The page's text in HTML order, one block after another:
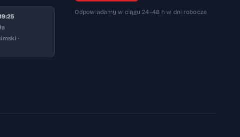
·
Odpowiadamy w ciągu 24–48 h w dni robocze